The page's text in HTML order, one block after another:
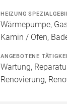
HEIZUNG
Wärmepumpe,
Kamin / Ofen,
ANGEBOTENE
Wartung,
Renovierung,